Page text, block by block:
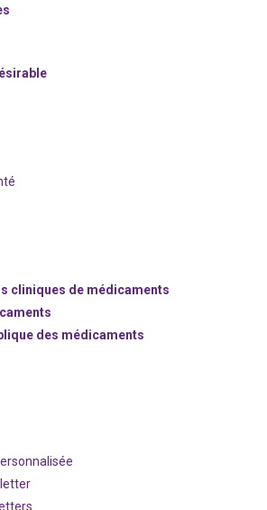
cliniques de médicaments
des médicaments
tters